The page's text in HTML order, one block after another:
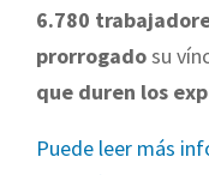
6.780
prorrogadosu
que duren los
Puede leer más